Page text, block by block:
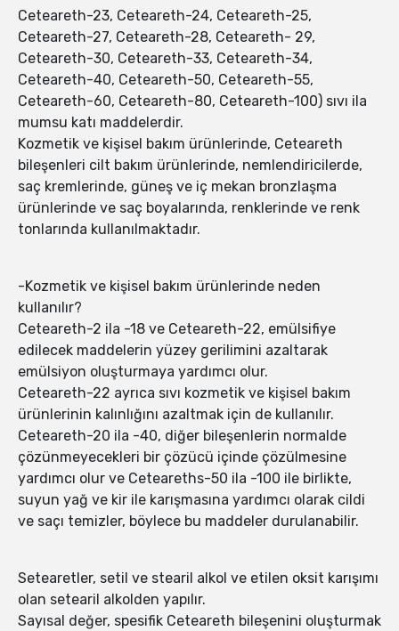
Ceteareth-23, Ceteareth-24, Ceteareth-25,
Ceteareth-27, Ceteareth-28, Ceteareth- 29,
Ceteareth-30, Ceteareth-33, Ceteareth-34,
Ceteareth-40, Ceteareth-50, Ceteareth-55,
Ceteareth-60, Ceteareth-80, Ceteareth-100) sıvı ila
mumsu katı maddelerdir.
Kozmetik ve kişisel bakım ürünlerinde, Ceteareth
bileşenleri cilt bakım ürünlerinde, nemlendiricilerde,
saç kremlerinde, güneş ve iç mekan bronzlaşma
ürünlerinde ve saç boyalarında, renklerinde ve renk
tonlarında kullanılmaktadır.
-Kozmetik ve kişisel bakım ürünlerinde neden
kullanılır?
Ceteareth-2 ila -18 ve Ceteareth-22, emülsifiye
edilecek maddelerin yüzey gerilimini azaltarak
emülsiyon oluşturmaya yardımcı olur.
Ceteareth-22 ayrıca sıvı kozmetik ve kişisel bakım
ürünlerinin kalınlığını azaltmak için de kullanılır.
Ceteareth-20 ila -40, diğer bileşenlerin normalde
çözünmeyecekleri bir çözücü içinde çözülmesine
yardımcı olur ve Ceteareths-50 ila -100 ile birlikte,
suyun yağ ve kir ile karışmasına yardımcı olarak cildi
ve saçı temizler, böylece bu maddeler durulanabilir.
Setearetler, setil ve stearil alkol ve etilen oksit karışımı
olan setearil alkolden yapılır.
Sayısal değer, spesifik Ceteareth bileşenini oluşturmak